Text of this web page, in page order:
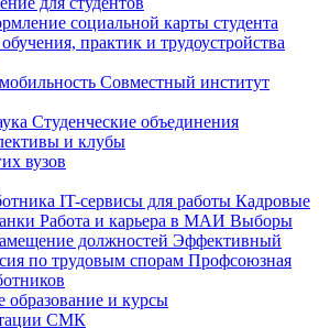
социальной карты студента
практик и трудоустройства
Совместный институт
Студенческие объединения
и клубы
вузов
IT-сервисы для работы Кадровые
Работа и карьера в МАИ Выборы
должностей Эффективный
по трудовым спорам Профсоюзная
образование и курсы
СМК